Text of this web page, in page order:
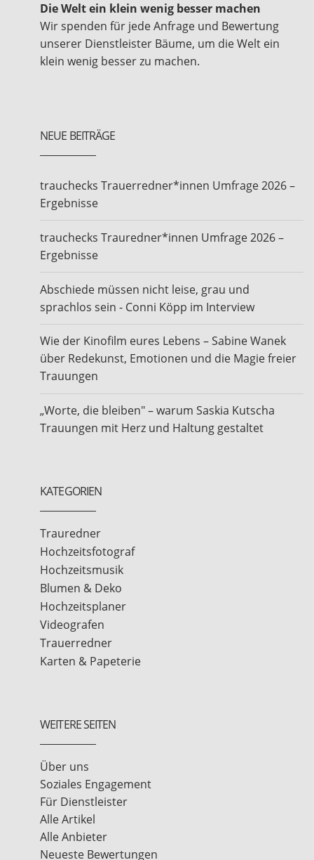
Die Welt ein klein wenig besser machen
Wir spenden für jede Anfrage und Bewertung
unserer Dienstleister Bäume, um die Welt ein
klein wenig besser zu machen.
NEUE BEITRÄGE
trauchecks Trauerredner*innen Umfrage 2026 –
Ergebnisse
trauchecks Trauredner*innen Umfrage 2026 –
Ergebnisse
Abschiede müssen nicht leise, grau und
sprachlos sein - Conni Köpp im Interview
Wie der Kinofilm eures Lebens – Sabine Wanek
über Redekunst, Emotionen und die Magie freier
Trauungen
„Worte, die bleiben" – warum Saskia Kutscha
Trauungen mit Herz und Haltung gestaltet
KATEGORIEN
Trauredner
Hochzeitsfotograf
Hochzeitsmusik
Blumen & Deko
Hochzeitsplaner
Videografen
Trauerredner
Karten & Papeterie
WEITERE SEITEN
Über uns
Soziales Engagement
Für Dienstleister
Alle Artikel
Alle Anbieter
Neueste Bewertungen